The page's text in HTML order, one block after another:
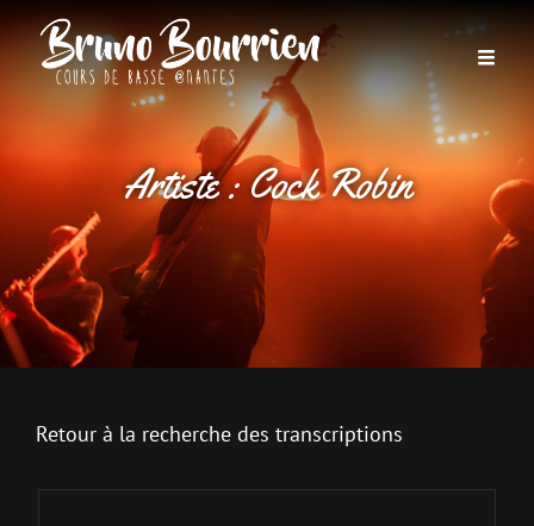
Artiste :Cock Robin
Retour à la recherche des transcriptions